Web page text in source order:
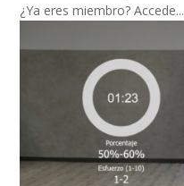
¿Ya eres miembro? Accede...